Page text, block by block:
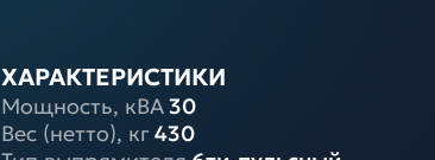
ХАРАКТЕРИСТИКИ
Мощность, кВА30
Вес (нетто), кг 430